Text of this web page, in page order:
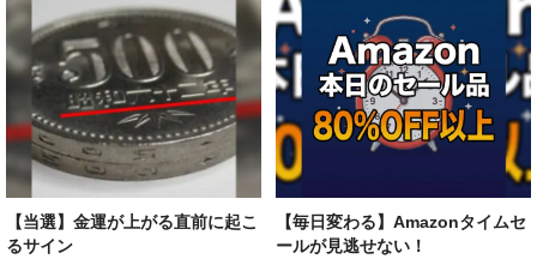
【当選】金運が上がる直前に起こ
るサイン
【毎日変わる】Amazonタイムセ
ールが見逃せない！